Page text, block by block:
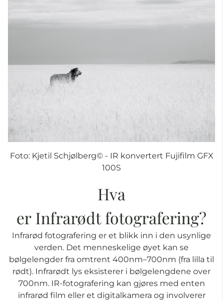
Foto: Kjetil Schjølberg©️ - IR konvertert Fujifilm GFX
100S
Hva
er Infrarødt fotografering?
Infrarød fotografering er et blikk inn i den usynlige
verden. Det menneskelige øyet kan se
bølgelengder fra omtrent 400nm–700nm (fra lilla til
rødt). Infrarødt lys eksisterer i bølgelengdene over
700nm. IR-fotografering kan gjøres med enten
infrarød film eller et digitalkamera og involverer